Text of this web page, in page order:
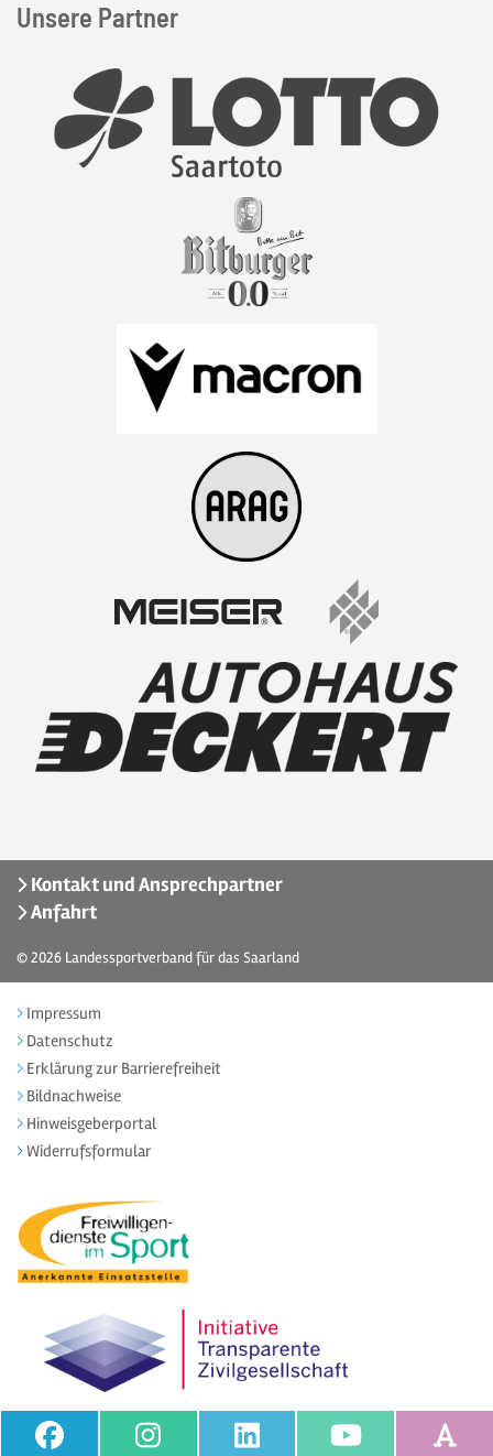
Unsere Partner
Kontakt und Ansprechpartner
Anfahrt
© 2026 Landessportverband für das Saarland
Impressum
Datenschutz
Erklärung zur Barrierefreiheit
Bildnachweise
Hinweisgeberportal
Widerrufsformular